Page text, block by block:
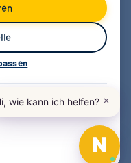
IT GmbH |
verwenden wir
Form. Gemeint sind
unabhängig des